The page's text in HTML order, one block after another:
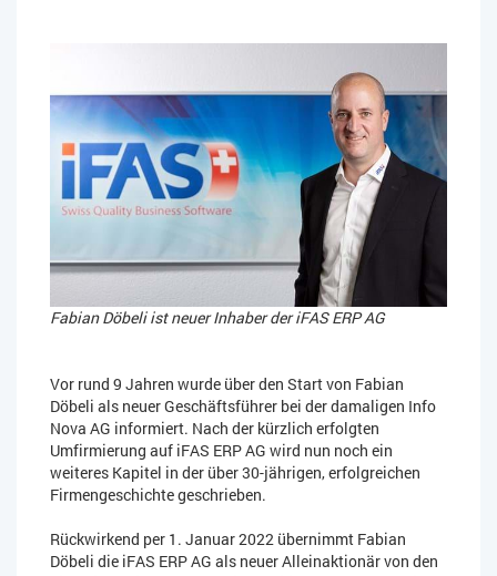
Fabian Döbeli ist neuer Inhaber der iFAS ERP AG
Vor rund 9 Jahren wurde über den Start von Fabian
Döbeli als neuer Geschäftsführer bei der damaligen Info
Nova AG informiert. Nach der kürzlich erfolgten
Umfirmierung auf iFAS ERP AG wird nun noch ein
weiteres Kapitel in der über 30-jährigen, erfolgreichen
Firmengeschichte geschrieben.
Rückwirkend per 1. Januar 2022 übernimmt Fabian
Döbeli die iFAS ERP AG als neuer Alleinaktionär von den